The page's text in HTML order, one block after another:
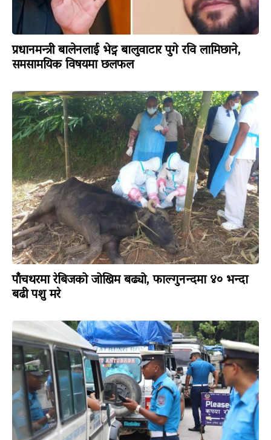
प्रधानमन्त्री बालेनलाई भेट्न बालुवाटार पुगे रवि लामिछाने,
समसामयिक विषयमा छलफल
पाँचथरमा रेबिजको जोखिम बढ्यो, फाल्गुनन्दमा ४० भन्दा
बढी पशु मरे